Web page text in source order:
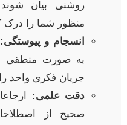
روشنی بیان
منظور شما را درک
انسجام و پیوستگی:
به صورت منطقی
جریان فکری واحد را
دقت علمی:
صحیح از